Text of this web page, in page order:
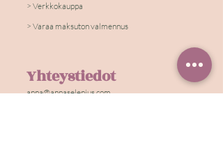
> Verkkokauppa
> Varaa maksuton valmennus
Yhteystiedot
anna@annaselenius.com